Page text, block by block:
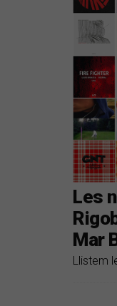
Les
Mar
Llistem